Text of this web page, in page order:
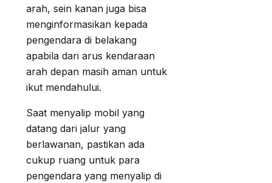
arah, sein kanan juga bisa
menginformasikan kepada
pengendara di belakang
apabila dari arus kendaraan
arah depan masih aman untuk
ikut mendahului.
Saat menyalip mobil yang
datang dari jalur yang
berlawanan, pastikan ada
cukup ruang untuk para
pengendara yang menyalip di